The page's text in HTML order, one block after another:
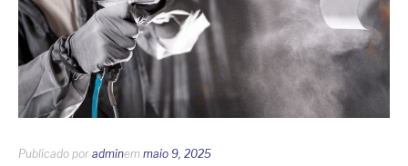
Publicado por adminem maio 9, 2025